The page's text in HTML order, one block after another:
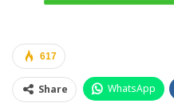
617
Share WhatsApp